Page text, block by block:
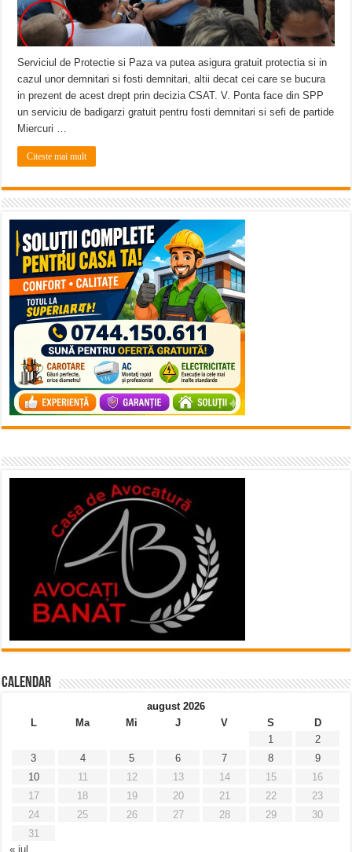
Serviciul de Protectie si Paza va putea asigura gratuit protectia si in
cazul unor demnitari si fosti demnitari, altii decat cei care se bucura
in prezent de acest drept prin decizia CSAT. V. Ponta face din SPP
un serviciu de badigarzi gratuit pentru fosti demnitari si sefi de partide
Miercuri …
Citeste mai mult
Calendar
august 2026
L
Ma Mi J V S
D
1
2
3
4 5 6 7 8
9
10
11 12 13 14 15
16
17
18 19 20 21 22
23
24
25 26 27 28 29
30
31
« iul.